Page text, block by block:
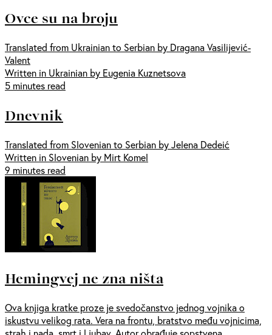
Ovce su na broju
Translated from Ukrainian to Serbian by Dragana Vasilijević-
Valent
Written in Ukrainian by Eugenia Kuznetsova
5 minutes read
Dnevnik
Translated from Slovenian to Serbian by Jelena Dedeić
Written in Slovenian by Mirt Komel
9 minutes read
Hemingvej ne zna ništa
Ova knjiga kratke proze je svedočanstvo jednog vojnika o
iskustvu velikog rata. Vera na frontu, bratstvo među vojnicima,